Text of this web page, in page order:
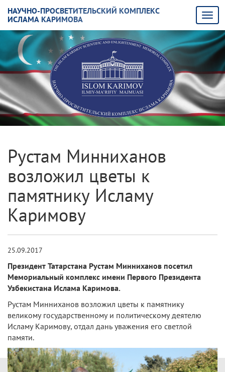
НАУЧНО-ПРОСВЕТИТЕЛЬСКИЙ КОМПЛЕКС
ИСЛАМА КАРИМОВА
Рустам Минниханов
возложил цветы к
памятнику Исламу
Каримову
25.09.2017
Президент Татарстана Рустам Минниханов посетил
Мемориальный комплекс имени Первого Президента
Узбекистана Ислама Каримова.
Рустам Минниханов возложил цветы к памятнику
великому государственному и политическому деятелю
Исламу Каримову, отдал дань уважения его светлой
памяти.